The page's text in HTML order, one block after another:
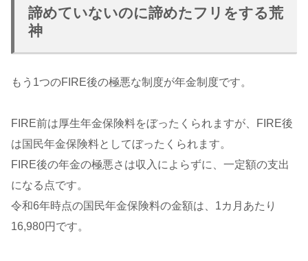
諦めていないのに諦めたフリをする荒
神
もう1つのFIRE後の極悪な制度が年金制度です。
FIRE前は厚生年金保険料をぼったくられますが、FIRE後
は国民年金保険料としてぼったくられます。
FIRE後の年金の極悪さは収入によらずに、一定額の支出
になる点です。
令和6年時点の国民年金保険料の金額は、1カ月あたり
16,980円です。